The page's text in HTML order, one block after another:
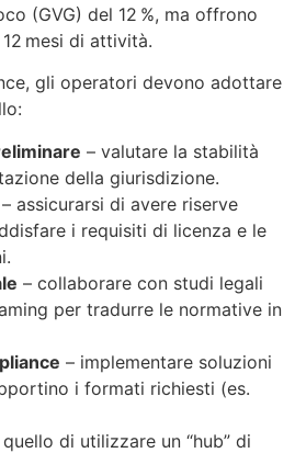
(GVG) del 12 %, ma offrono
mesi di attività.
gli operatori devono adottare
– valutare la stabilità
della giurisdizione.
– assicurarsi di avere riserve
i requisiti di licenza e le
– collaborare con studi legali
per tradurre le normative in
– implementare soluzioni
i formati richiesti (es.
di utilizzare un “hub” di